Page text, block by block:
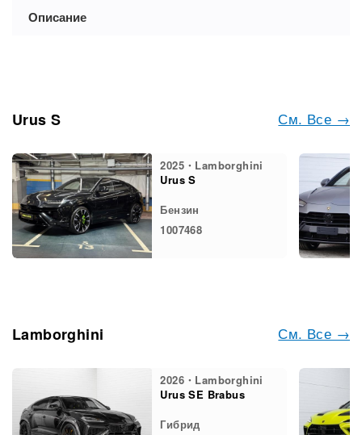
Описание
См. Все →
Urus S
2025・Lamborghini
Urus S
Бензин
1007468
См. Все →
Lamborghini
2026・Lamborghini
Urus SE Brabus
Гибрид